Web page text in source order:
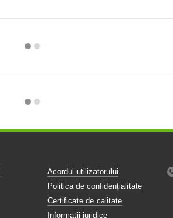
Acordul utilizatorului
Politica de confidențialitate
Certificate de calitate
Informații juridice